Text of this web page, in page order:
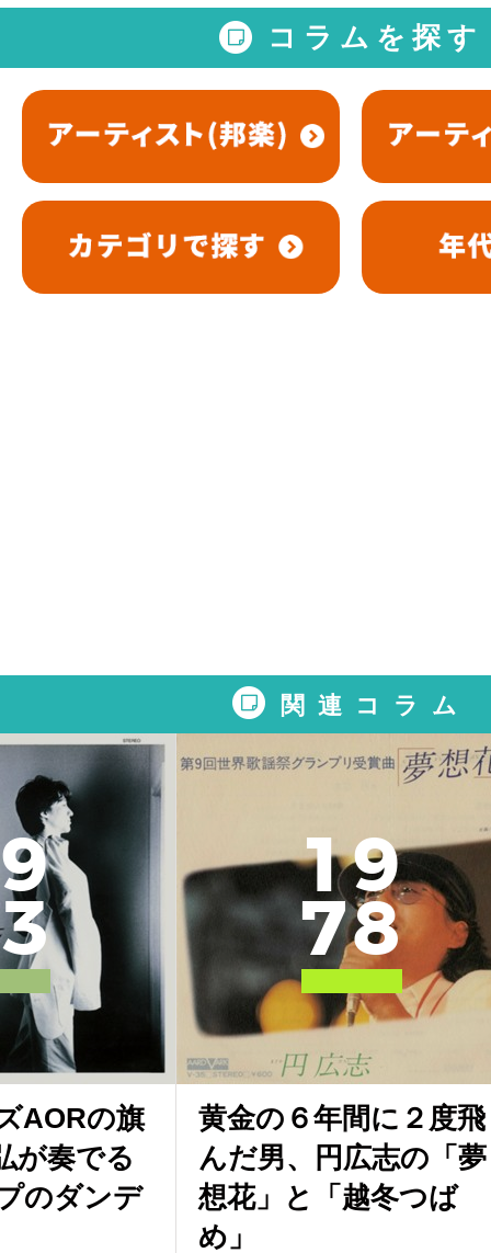
コラムを探す
関連コラム
9
3
AORの旗
が奏でる
のダンデ
19
78
黄金の６年間に２度飛
んだ男、円広志の「夢
想花」と「越冬つば
め」